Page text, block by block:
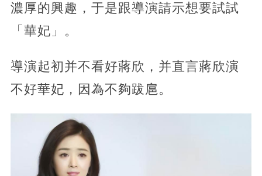
濃厚的興趣，于是跟導演請示想要試試
「華妃」。
導演起初并不看好蔣欣，并直言蔣欣演
不好華妃，因為不夠跋扈。